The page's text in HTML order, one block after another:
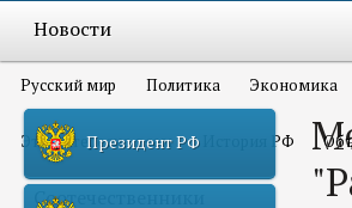
Новости
Русский мир Политика Экономика
Это интересно всем История РФ
Соотечественники
Президент РФ